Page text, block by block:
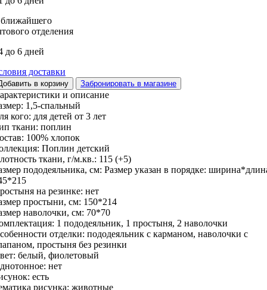
отделения
до 6 дней
доставки
в корзину Забронировать в магазине
и описание
1,5-спальный
кого: для детей от 3 лет
ткани: поплин
100% хлопок
Поплин детский
ткани, г/м.кв.: 115 (+5)
пододеяльника, см: Размер указан в порядке:
на резинке: нет
простыни, см: 150*214
наволочки, см: 70*70
1 пододеяльник, 1 простыня, 2 наволочки
отделки: пододеяльник с карманом, наволочки с
простыня без резинки
белый, фиолетовый
нет
есть
рисунка: животные